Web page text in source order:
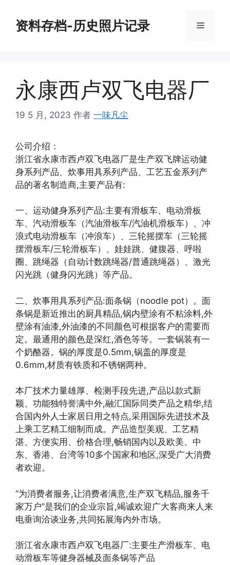
资料存档-历史照片记录 菜
永康西卢双飞电器厂
19 5 月, 2023 作者 一味凡尘
公司介绍：
浙江省永康市西卢双飞电器厂是生产双飞牌运动健
身系列产品、炊事用具系列产品、工艺五金系列产
品的著名制造商,主要产品有:
一、运动健身系列产品:主要有滑板车、电动滑板
车、汽动滑板车（汽油滑板车/汽油机滑板车）、冲
浪式电动滑板车（冲浪车）、三轮摇摆车（三轮摇
摆滑板车/三轮滑板车）、娃娃跳、健腹器、呼啦
圈、跳绳器（自动计数跳绳器/普通跳绳器）、激光
闪光跳（健身闪光跳）等产品。
二、炊事用具系列产品:面条锅（noodle pot）。面
条锅是新近推出的厨具精品,锅内壁涂有不粘涂料,外
壁涂有油漆,外油漆的不同颜色可根据客户的需要而
定。最通用的颜色是深红,酒色等等。一套锅装有一
个奶酪器。锅的厚度是0.5mm,锅盖的厚度是
0.6mm,材质有铁质和不锈钢两种。
本厂技术力量雄厚、检测手段先进,产品以款式新
颖、功能独特誉满中外,融汇国际同类产品之精华,结
合国内外人士家居日用之特点,采用国际先进技术及
上乘工艺精工细制而成。产品造型美观、工艺精
湛、方便实用、价格合理,畅销国内以及欧美、中
东、香港、台湾等10多个国家和地区,深受广大消费
者欢迎。
“为消费者服务,让消费者满意,生产双飞精品,服务千
家万户”是我们的企业宗旨,竭诚欢迎广大客商来人来
电垂询洽谈业务,共同拓展海内外市场。
浙江省永康市西卢双飞电器厂:主要生产滑板车、电
动滑板车等健身器械及面条锅等产品